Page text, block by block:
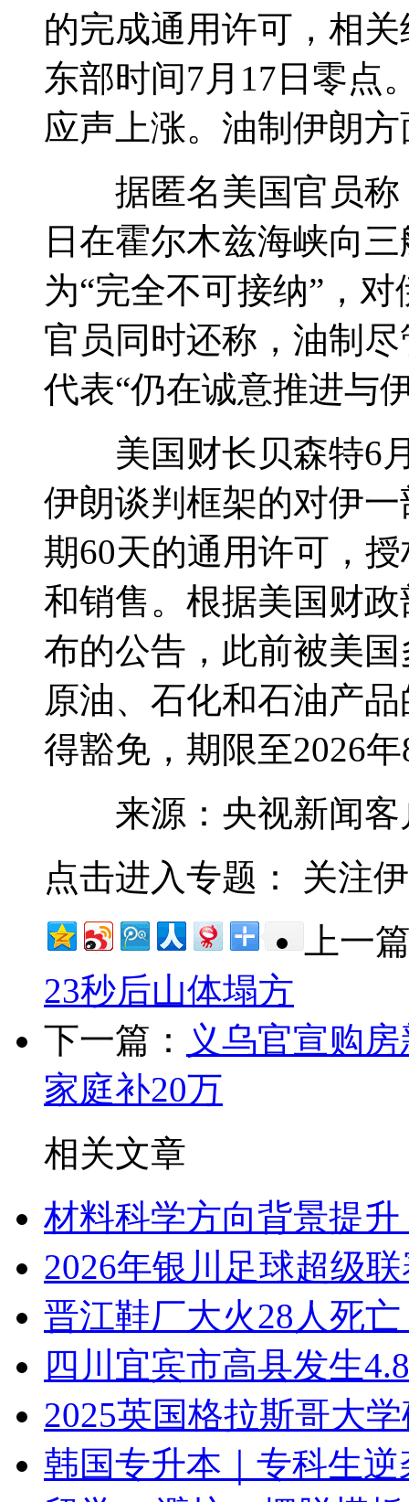
的完成通用许可，相
东部时间7月17日零点
应声上涨。油制伊朗
据匿名美国官员称
日在霍尔木兹海峡向
为“完全不可接纳”，
官员同时还称，油制
代表“仍在诚意推进与
美国财长贝森特6月
伊朗谈判框架的对伊
期60天的通用许可，
和销售。根据美国财
布的公告，此前被美
原油、石化和石油产
得豁免，期限至2026
来源：央视新闻客
点击进入专题： 关注
上一
23秒后山体塌方
下一篇： 义乌官宣购
家庭补20万
相关文章
材料科学方向背景提
2026年银川足球超级
晋江鞋厂大火28人死
四川宜宾市高县发生
2025英国格拉斯哥大
韩国专升本｜专科生